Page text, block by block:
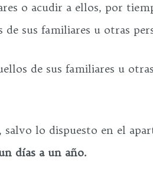
o acudir a ellos, por
sus familiares u otras
de sus familiares u
lo dispuesto en el
días a un año.